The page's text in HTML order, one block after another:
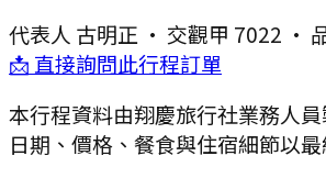
代表人 古明正 · 交觀甲 7022 ·
📩 直接詢問此行程訂單
本行程資料由翔慶旅行社業務人
日期、價格、餐食與住宿細節以